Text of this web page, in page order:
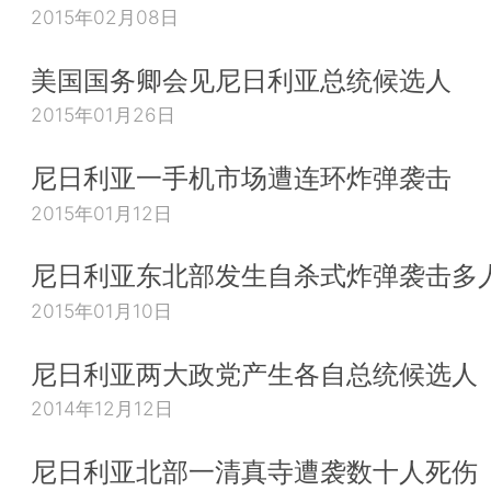
2015年02月08日
美国国务卿会见尼日利亚总统候选人
2015年01月26日
尼日利亚一手机市场遭连环炸弹袭击
2015年01月12日
尼日利亚东北部发生自杀式炸弹袭击多
2015年01月10日
尼日利亚两大政党产生各自总统候选人
2014年12月12日
尼日利亚北部一清真寺遭袭数十人死伤